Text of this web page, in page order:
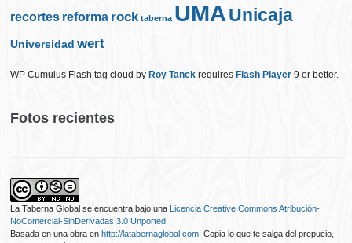
recortes reforma rock taberna UMA Unicaja
Universidad wert
WP Cumulus Flash tag cloud by Roy Tanck requires Flash Player 9 or better.
Fotos recientes
La Taberna Global se encuentra bajo una Licencia Creative Commons Atribución-
NoComercial-SinDerivadas 3.0 Unported
Basada en una obra enhttp://latabernaglobal.com . Copia lo que te salga del prepucio,